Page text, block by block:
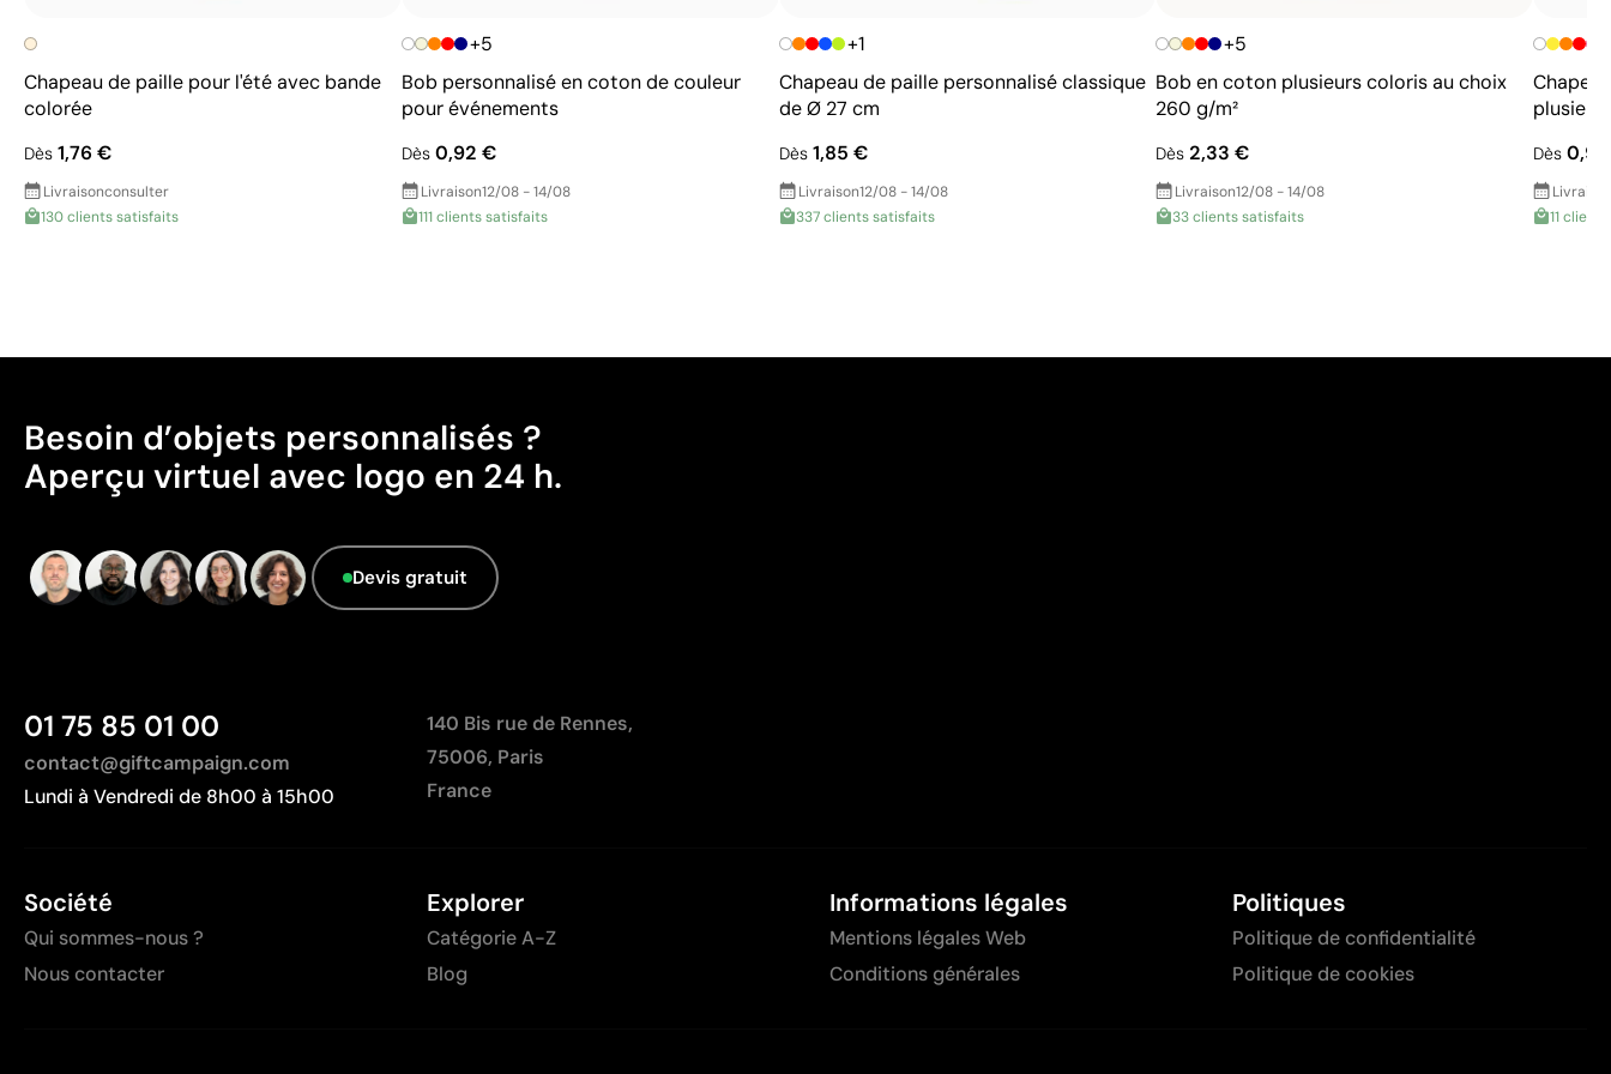
Chapeau de paille pour l'été avec bande
colorée
Dès 1,76 €
Livraisonconsulter
130 clients satisfaits
+5
Bob personnalisé en coton de couleur
pour événements
Dès0,92 €
Livraison12/08 - 14/08
111 clients satisfaits
+1
Chapeau de paille personnalisé classique
de Ø 27 cm
Dès1,85 €
Livraison12/08 - 14/08
337 clients satisfaits
+5
Bob en coton plusieurs coloris au choix
260 g/m²
Dès 2,33 €
Livraison12/08 - 14/08
33 clients satisfaits
Dès
11
Besoin d’objets personnalisés ?
Aperçu virtuel avec logo en 24 h.
Devis gratuit
01 75 85 01 00
contact@giftcampaign.com
Lundi à Vendredi de 8h00 à 15h00
140 Bis rue de Rennes,
75006, Paris
France
Société
Qui sommes-nous ?
Nous contacter
Explorer
Catégorie A-Z
Blog
Informations légales
Mentions légales Web
Conditions générales
Politiques
Politique de confidentialité
Politique de cookies